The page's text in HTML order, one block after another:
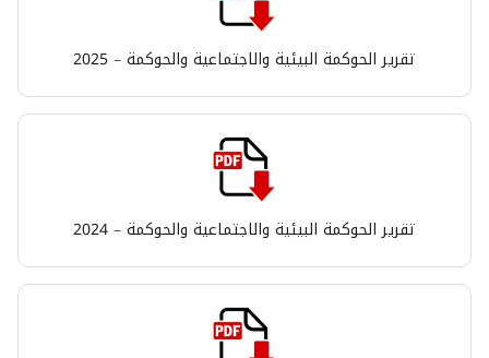
تقرير الحوكمة البيئية والاجتماعية والحوكمة – 2025
تقرير الحوكمة البيئية والاجتماعية والحوكمة – 2024